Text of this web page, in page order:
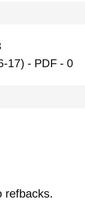
17) - PDF - 0
refbacks.